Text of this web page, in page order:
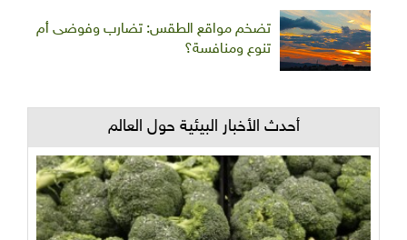
تضخم مواقع الطقس: تضارب وفوضى أم
تنوع ومنافسة؟
أحدث الأخبار البيئية حول العالم